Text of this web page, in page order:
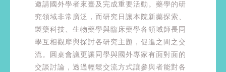
邀請國外學者來臺及完成重要活動。藥學的研
究領域非常廣泛，而研究日讓本院新藥探索、
製藥科技、生物藥學與臨床藥學各領域師長同
學互相觀摩與探討各研究主題，促進之間之交
流。圓桌會議更讓同學與國外專家有面對面的
交談討論，透過輕鬆交流方式讓參與者能對各